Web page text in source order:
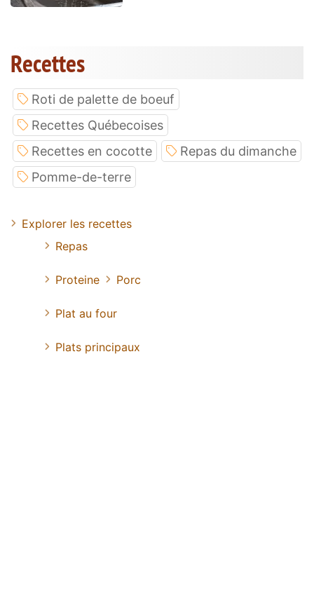
Recettes
Roti de palette de boeuf
Recettes Québecoises
Recettes en cocotte
Repas du dimanche
Pomme-de-terre
Explorer les recettes
Repas
Proteine Porc
Plat au four
Plats principaux